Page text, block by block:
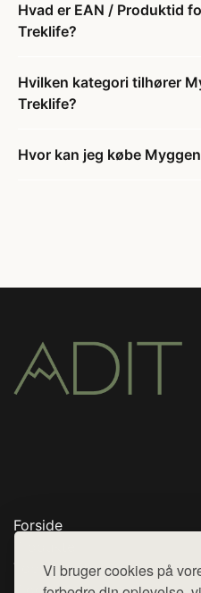
Vi bruger cookies på
Hvad er EAN / Produktid
Treklife?
Hvilken kategori tilhører
Treklife?
Hvor kan jeg købe
Forside
Top Rabatter